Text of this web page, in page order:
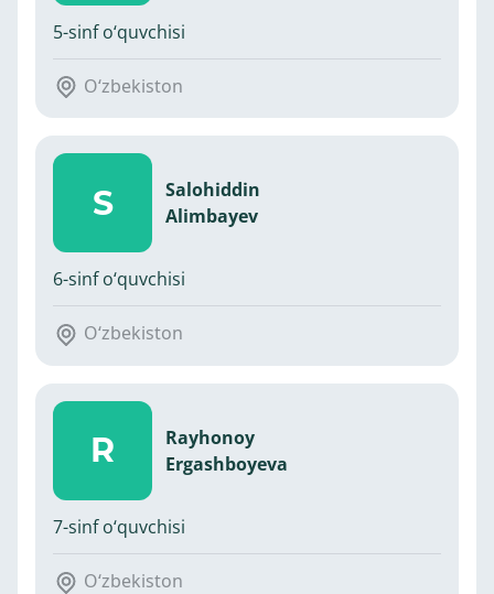
5-sinf o‘quvchisi
O‘zbekiston
S
Salohiddin
Alimbayev
6-sinf o‘quvchisi
O‘zbekiston
R
Rayhonoy
Ergashboyeva
7-sinf o‘quvchisi
O‘zbekiston